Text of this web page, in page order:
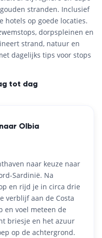
stranden. Inclusief
hotels op goede locaties.
dorpspleinen en
strand, natuur en
dagelijks tips voor stops
tot dag
Olbia
naar keuze naar
Sardinië. Na
en rijd je in circa drie
verblijf aan de Costa
en voel meteen de
briesje en het azuur
op de achtergrond.